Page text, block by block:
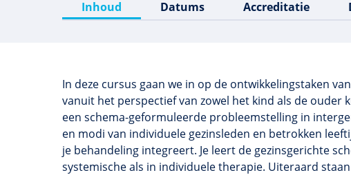
Inhoud Datums Accreditatie
In deze cursus gaan we in op de ontwikkelingstaken
vanuit het perspectief van zowel het kind als de ouder
een schema-geformuleerde probleemstelling in
en modi van individuele gezinsleden en betrokken
je behandeling integreert. Je leert de gezinsgerichte
systemische als in individuele therapie. Uiteraard